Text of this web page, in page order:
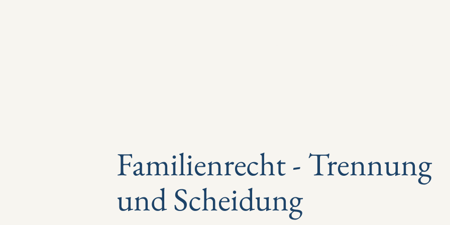
Familienrecht - Trennung
und Scheidung